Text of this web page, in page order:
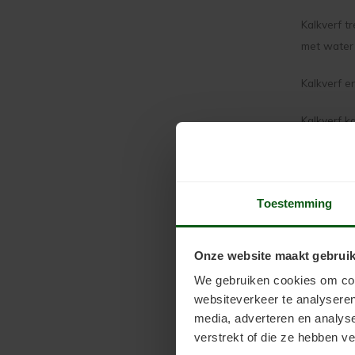
Toestemming
Onze website maakt
We gebruiken cookies om
websiteverkeer te
media, adverteren en
verstrekt of die ze hebben
Kalkverf
met water
Kalkverf
Kalkverf
Mocht u
te weten
Luchtkalk
mogelijke
luchtkalk